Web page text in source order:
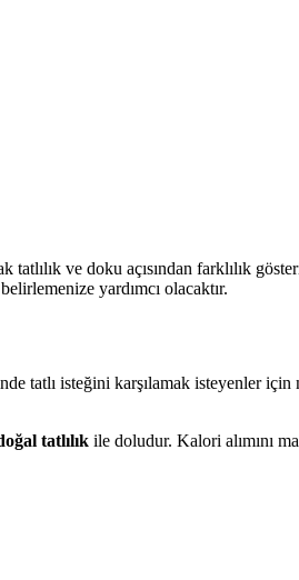
ve doku açısından farklılık
yardımcı olacaktır.
tatlı isteğini karşılamak isteyenler
tatlılık ile doludur. Kalori alımını